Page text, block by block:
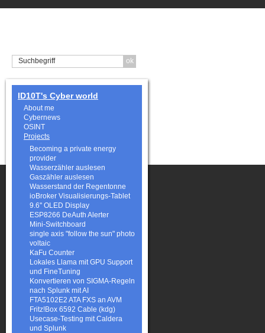
ID10T's Cyber world
About me
Cybernews
OSINT
Projects
Becoming a private energy
provider
Wasserzähler auslesen
Gaszähler auslesen
Wasserstand der Regentonne
ioBroker Visualisierungs-Tablet
9.6'' OLED Display
ESP8266 DeAuth Alerter
Mini-Switchboard
single axis "follow the sun" photo
voltaic
KaFu Counter
Lokales Llama mit GPU Support
und FineTuning
Konvertieren von SIGMA-Regeln
nach Splunk mit AI
FTA5102E2 ATA FXS an AVM
Fritz!Box 6592 Cable (kdg)
Usecase-Testing mit Caldera
und Splunk